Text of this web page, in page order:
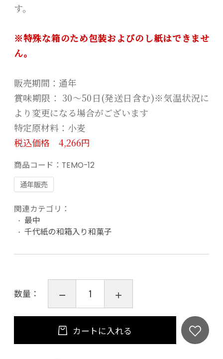
す。
※特殊な箱のため包装およびのし紙はできませ
ん。
販売期間：通年
賞味期限： 30〜50日(発送日含む)※気温状況に
より変更になる場合がございます
特定原材料：小麦
税込価格 4,266円
商品コード： TEMO-12
通年販売
関連カテゴリ：
最中
千代紙の和箱入り和菓子
数量：
カートに入れる